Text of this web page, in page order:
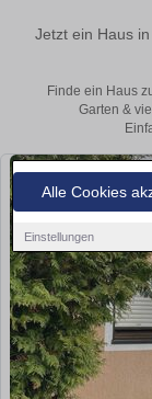
Alle Cookies
Einstellungen
Jetzt ein Haus
Finde ein Haus
Garten &